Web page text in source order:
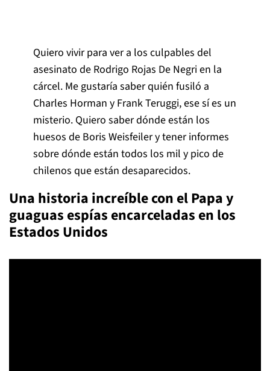
Quiero vivir para ver a los culpables del
asesinato de Rodrigo Rojas De Negri en la
cárcel. Me gustaría saber quién fusiló a
Charles Horman y Frank Teruggi, ese sí es un
misterio. Quiero saber dónde están los
huesos de Boris Weisfeiler y tener informes
sobre dónde están todos los mil y pico de
chilenos que están desaparecidos.
Una historia increíble con el Papa y
guaguas espías encarceladas en los
Estados Unidos